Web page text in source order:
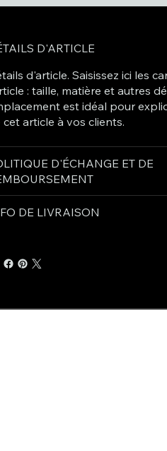
D'ARTICLE
d'article. Saisissez ici les
: taille, matière et autres
est idéal pour
cet article à vos clients.
D'ÉCHANGE ET DE
DE LIVRAISON